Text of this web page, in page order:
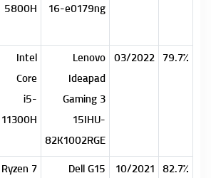
16-e0179ng
5800H
79.7٪ 03/2022
Lenovo
Ideapad
Gaming 3
15IHU-
82K1002RGE
Intel
Core
i5-
11300H
82.7٪ 10/2021
Dell G15
Ryzen 7